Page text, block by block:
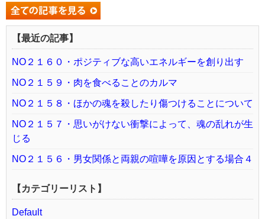
【最近の記事】
NO２１６０・ポジティブな高いエネルギーを創り出す
NO２１５９・肉を食べることのカルマ
NO２１５８・ほかの魂を殺したり傷つけることについて
NO２１５７・思いがけない衝撃によって、魂の乱れが生
じる
NO２１５６・男女関係と両親の喧嘩を原因とする場合４
【カテゴリーリスト】
Default